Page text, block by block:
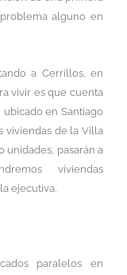
alguno en
a Cerrillos, en
vivir es que cuenta
ubicado en Santiago
viviendas de la Villa
unidades, pasarán a
viviendas
ejecutiva.
paralelos en